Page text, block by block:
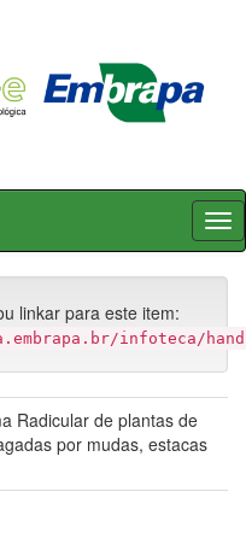
linkar para este item:
infoteca/
Radicular de plantas de
por mudas, estacas